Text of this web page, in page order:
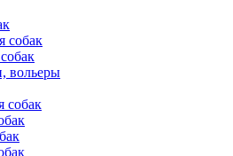
собак
вольеры
собак